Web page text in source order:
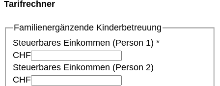
Tarifrechner
Familienergänzende Kinderbetreuung
Steuerbares Einkommen (Person 1) *
CHF
Steuerbares Einkommen (Person 2)
CHF